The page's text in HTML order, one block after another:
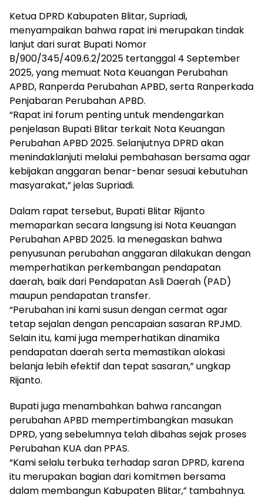
Ketua DPRD Kabupaten Blitar, Supriadi,
menyampaikan bahwa rapat ini merupakan tindak
lanjut dari surat Bupati Nomor
B/900/345/409.6.2/2025 tertanggal 4 September
2025, yang memuat Nota Keuangan Perubahan
APBD, Ranperda Perubahan APBD, serta Ranperkada
Penjabaran Perubahan APBD.
“Rapat ini forum penting untuk mendengarkan
penjelasan Bupati Blitar terkait Nota Keuangan
Perubahan APBD 2025. Selanjutnya DPRD akan
menindaklanjuti melalui pembahasan bersama agar
kebijakan anggaran benar-benar sesuai kebutuhan
masyarakat,” jelas Supriadi.
Dalam rapat tersebut, Bupati Blitar Rijanto
memaparkan secara langsung isi Nota Keuangan
Perubahan APBD 2025. Ia menegaskan bahwa
penyusunan perubahan anggaran dilakukan dengan
memperhatikan perkembangan pendapatan
daerah, baik dari Pendapatan Asli Daerah (PAD)
maupun pendapatan transfer.
“Perubahan ini kami susun dengan cermat agar
tetap sejalan dengan pencapaian sasaran RPJMD.
Selain itu, kami juga memperhatikan dinamika
pendapatan daerah serta memastikan alokasi
belanja lebih efektif dan tepat sasaran,” ungkap
Rijanto.
Bupati juga menambahkan bahwa rancangan
perubahan APBD mempertimbangkan masukan
DPRD, yang sebelumnya telah dibahas sejak proses
Perubahan KUA dan PPAS.
“Kami selalu terbuka terhadap saran DPRD, karena
itu merupakan bagian dari komitmen bersama
dalam membangun Kabupaten Blitar,” tambahnya.